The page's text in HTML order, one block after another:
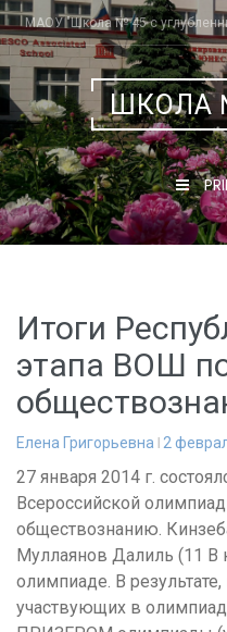
Skip
to
content
МАОУ "Школа № 45 с
ШКОЛА
Итоги
этапа ВОШ
Елена Григорьевна 2
27 января 2014 г.
Всероссийской
обществознанию.
Муллаянов Далиль (11 В
олимпиаде. В
участвующих в